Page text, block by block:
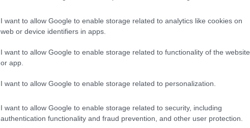
I want to allow Google to enable storage related to analytics like cookies on
web or device identifiers in apps.
I want to allow Google to enable storage related to functionality of the website
or app.
I want to allow Google to enable storage related to personalization.
I want to allow Google to enable storage related to security, including
authentication functionality and fraud prevention, and other user protection.
και click in shop
Παραμένει κλειστή η Κοζάνη
Market|05.04.2021 17:23